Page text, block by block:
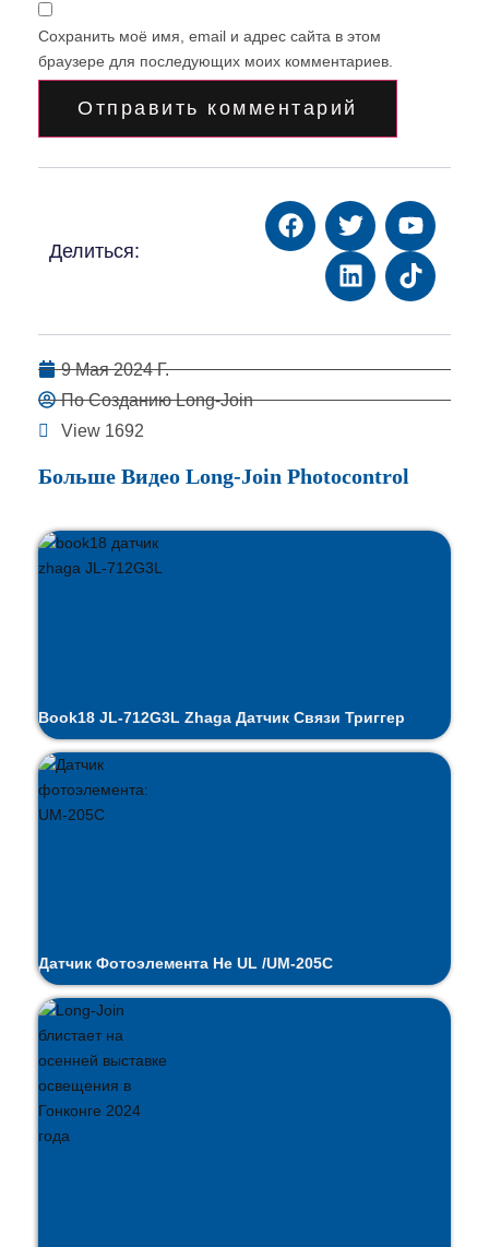
Сохранить моё имя, email и адрес сайта в этом
браузере для последующих моих комментариев.
Делиться:
9 Мая 2024 Г.
По Созданию Long-Join
View 1692
Больше Видео Long-Join Photocontrol
Book18 JL-712G3L Zhaga Датчик Связи Триггер
Датчик Фотоэлемента Не UL /UM-205C